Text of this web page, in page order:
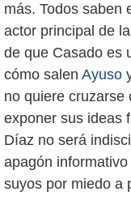
más. Todos saben
actor principal de
de que Casado es
cómo salen Ayuso
no quiere cruzarse
exponer sus ideas
Díaz no será
apagón
suyos por miedo a